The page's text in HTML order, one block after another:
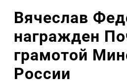
Вячеслав
награжден
грамотой
России